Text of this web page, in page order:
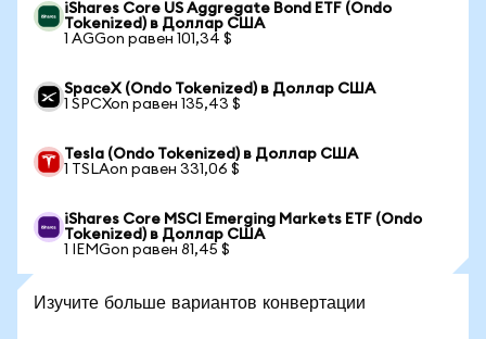
iShares Core US Aggregate Bond ETF (Ondo
Tokenized) в Доллар США
1 AGGon равен 101,34 $
SpaceX (Ondo Tokenized) в Доллар США
1 SPCXon равен 135,43 $
Tesla (Ondo Tokenized) в Доллар США
1 TSLAon равен 331,06 $
iShares Core MSCI Emerging Markets ETF (Ondo
Tokenized) в Доллар США
1 IEMGon равен 81,45 $
Изучите больше вариантов конвертации